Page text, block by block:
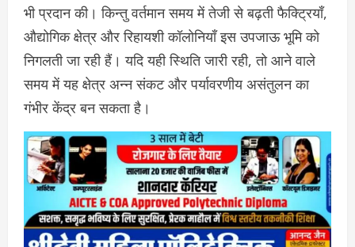
भी प्रदान की। किन्तु वर्तमान समय में तेजी से बढ़ती फैक्ट्रियाँ,
औद्योगिक क्षेत्र और रिहायशी कॉलोनियाँ इस उपजाऊ भूमि को
निगलती जा रही हैं। यदि यही स्थिति जारी रही, तो आने वाले
समय में यह क्षेत्र अन्न संकट और पर्यावरणीय असंतुलन का
गंभीर केंद्र बन सकता है।